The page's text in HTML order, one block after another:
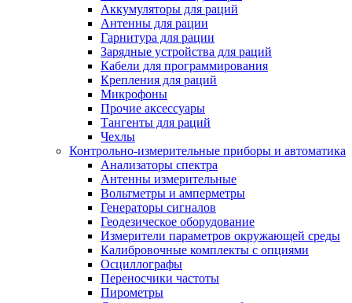
Аккумуляторы для раций
Антенны для рации
Гарнитура для рации
Зарядные устройства для раций
Кабели для программирования
Крепления для раций
Микрофоны
Прочие аксессуары
Тангенты для раций
Чехлы
Контрольно-измерительные приборы и автоматика
Анализаторы спектра
Антенны измерительные
Вольтметры и амперметры
Генераторы сигналов
Геодезическое оборудование
Измерители параметров окружающей среды
Калибровочные комплекты с опциями
Осциллографы
Переносчики частоты
Пирометры